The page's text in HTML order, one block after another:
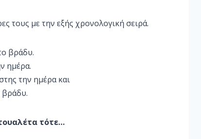
τους με την εξής χρονολογική σειρά.
βράδυ.
ημέρα.
την ημέρα και
βράδυ.
τότε…